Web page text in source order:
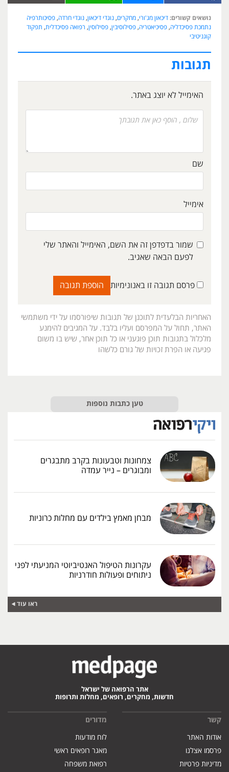
נושאים קשורים: דיכאון מג'ורי, מחקרים, נוגדי דיכאון, נוגדי חרדה, פסיכותרפיה
נתמכת פסיכדליה, פסיכיאטריה, פסילוסיבין, פסילוסין, רפואה פסיכדלית, תפקוד
קוגניטיבי
תגובות
האימייל לא יוצג באתר.
שם
אימייל
שמור בדפדפן זה את השם, האימייל והאתר שלי
לפעם הבאה שאגיב.
פרסם תגובה זו באנונימיות
האחריות הבלעדית לתוכנן של תגובות שיפורסמו על ידי משתמשי
האתר, תחול על המפרסם ועליו בלבד. על המגיבים להימנע
מלכלול בתגובות תוכן פוגעני או כל תוכן אחר, שיש בו משום
פגיעה או הפרת זכויות של גורם כלשהו
טען כתבות נוספות
צמחונות וטבעונות בקרב מתבגרים
ומבוגרים – נייר עמדה
מבחן מאמץ בילדים עם מחלות כרוניות
עקרונות הטיפול האנטיביוטי המניעתי לפני
ניתוחים ופעולות חודרניות
ראו עוד
אתר הרפואה של ישראל
חדשות, מחקרים, רופאים, מחלות ותרופות
קשר
אודות האתר
פרסמו אצלנו
מדיניות פרטיות
מדורים
לוח מודעות
מאגר רופאים ראשי
רפואת משפחה